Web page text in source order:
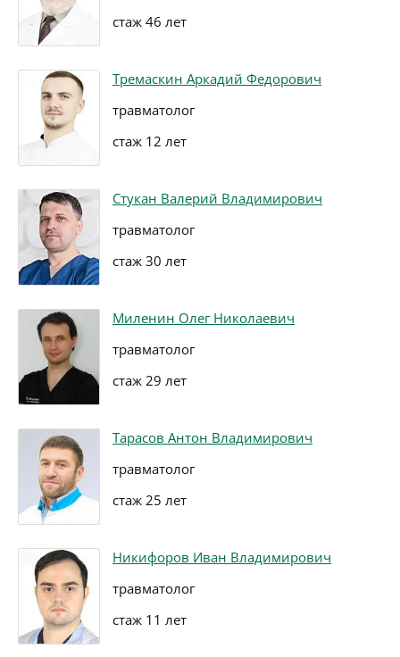
стаж 46 лет
Тремаскин Аркадий Федорович
травматолог
стаж 12 лет
Стукан Валерий Владимирович
травматолог
стаж 30 лет
Миленин Олег Николаевич
травматолог
стаж 29 лет
Тарасов Антон Владимирович
травматолог
стаж 25 лет
Никифоров Иван Владимирович
травматолог
стаж 11 лет